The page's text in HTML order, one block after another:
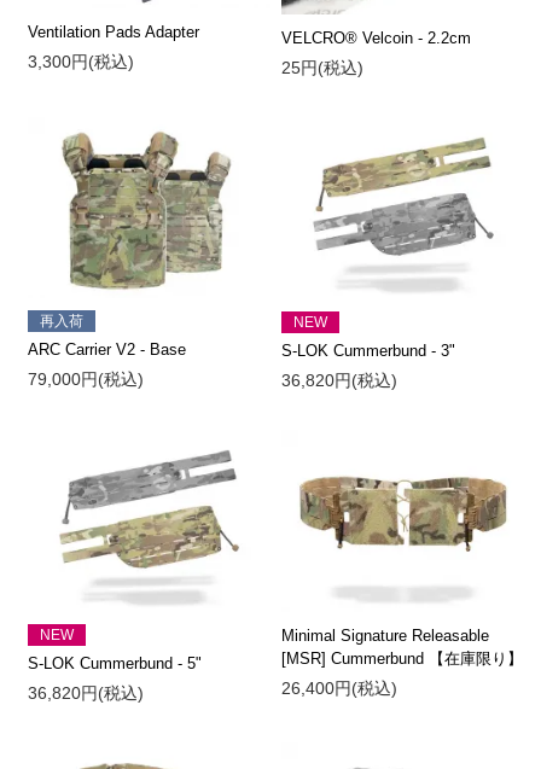
Ventilation Pads Adapter
3,300円(税込)
VELCRO® Velcoin - 2.2cm
25円(税込)
再入荷
ARC Carrier V2 - Base
79,000円(税込)
NEW
S-LOK Cummerbund - 3"
36,820円(税込)
NEW
S-LOK Cummerbund - 5"
36,820円(税込)
Minimal Signature Releasable
[MSR] Cummerbund 【在庫限り】
26,400円(税込)